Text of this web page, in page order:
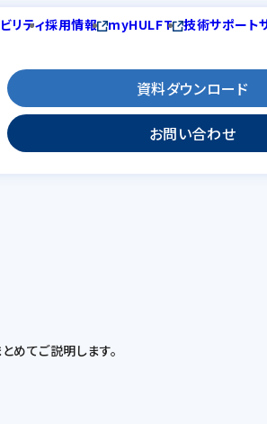
リティ採用情報 myHULFT 技術サポート
資料ダウンロード
お問い合わせ
めてご説明します。